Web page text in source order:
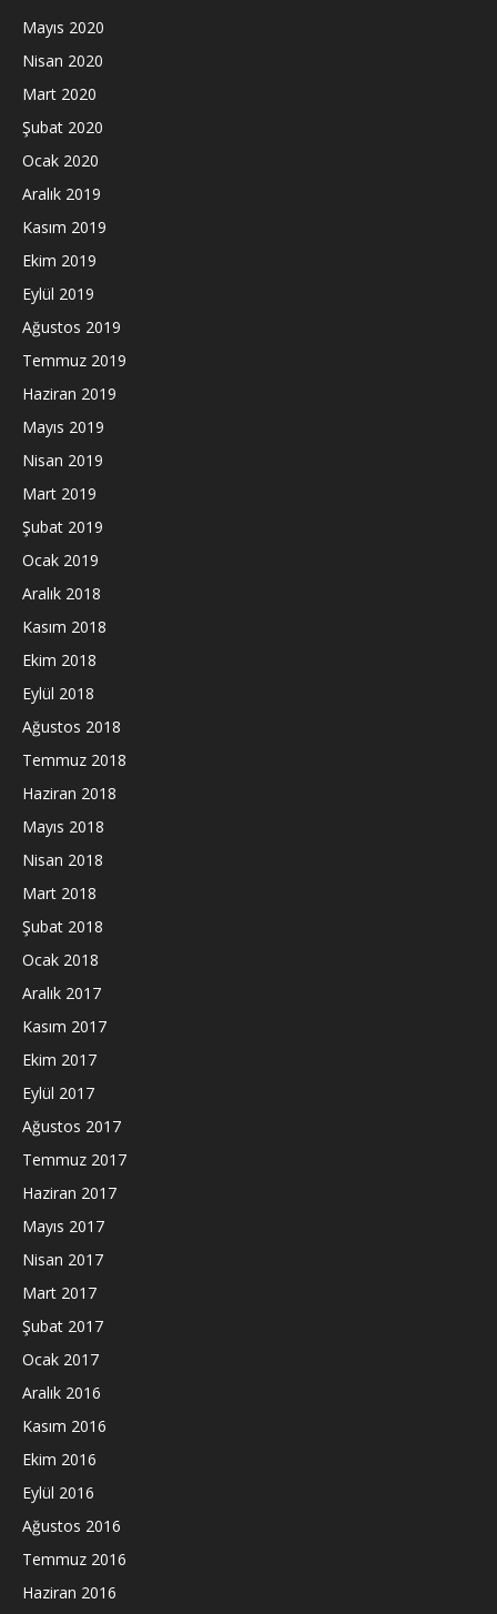
Mayıs 2020
Nisan 2020
Mart 2020
Şubat 2020
Ocak 2020
Aralık 2019
Kasım 2019
Ekim 2019
Eylül 2019
Ağustos 2019
Temmuz 2019
Haziran 2019
Mayıs 2019
Nisan 2019
Mart 2019
Şubat 2019
Ocak 2019
Aralık 2018
Kasım 2018
Ekim 2018
Eylül 2018
Ağustos 2018
Temmuz 2018
Haziran 2018
Mayıs 2018
Nisan 2018
Mart 2018
Şubat 2018
Ocak 2018
Aralık 2017
Kasım 2017
Ekim 2017
Eylül 2017
Ağustos 2017
Temmuz 2017
Haziran 2017
Mayıs 2017
Nisan 2017
Mart 2017
Şubat 2017
Ocak 2017
Aralık 2016
Kasım 2016
Ekim 2016
Eylül 2016
Ağustos 2016
Temmuz 2016
Haziran 2016